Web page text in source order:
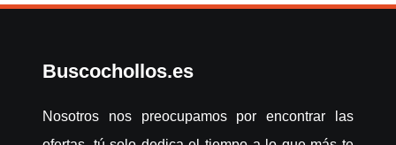
Buscochollos.es
Nosotros nos preocupamos por encontrar las